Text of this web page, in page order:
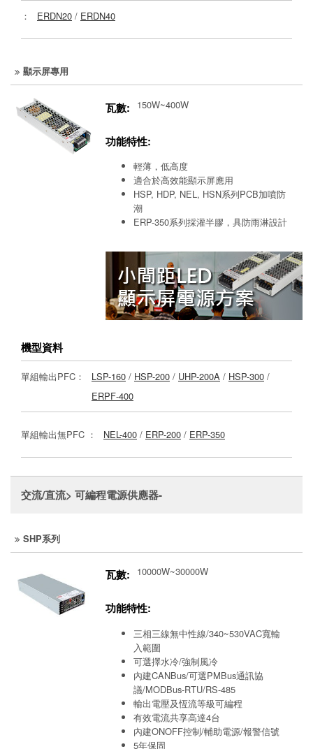
： ERDN20 / ERDN40
顯示屏專用
瓦數: 150W~400W
功能特性:
輕薄，低高度
適合於高效能顯示屏應用
HSP, HDP, NEL, HSN系列PCB加噴防
潮
ERP-350系列採灌半膠，具防雨淋設計
機型資料
單組輸出PFC： LSP-160 / HSP-200 / UHP-200A / HSP-300 /
ERPF-400
單組輸出無PFC ： NEL-400 / ERP-200 / ERP-350
交流/直流> 可編程電源供應器-
SHP系列
瓦數: 10000W~30000W
功能特性:
三相三線無中性線/340~530VAC寬輸
入範圍
可選擇水冷/強制風冷
內建CANBus/可選PMBus通訊協
議/MODBus-RTU/RS-485
輸出電壓及恆流等級可編程
有效電流共享高達4台
內建ONOFF控制/輔助電源/報警信號
5年保固